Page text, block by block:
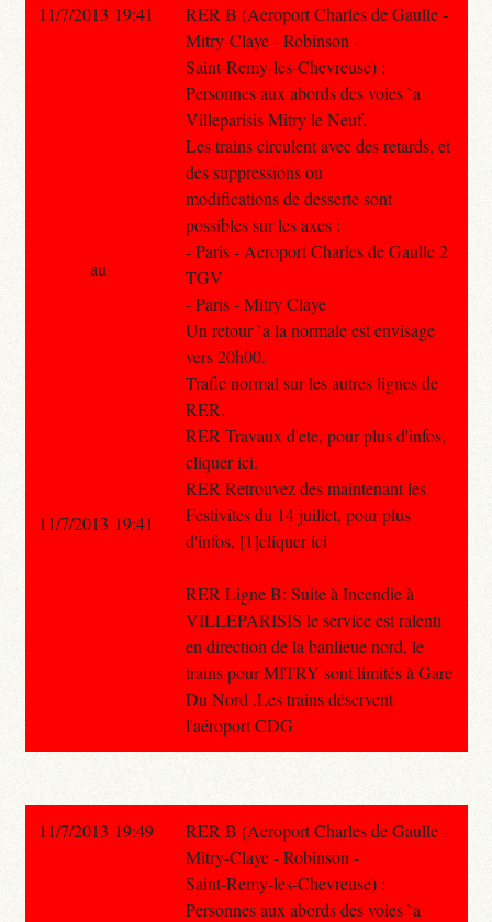
11/7/2013 19:41
RER B (Aeroport Charles de Gaulle -
Mitry-Claye - Robinson -
Saint-Remy-les-Chevreuse) :
Personnes aux abords des voies `a
Villeparisis Mitry le Neuf.
Les trains circulent avec des retards, et
des suppressions ou
modifications de desserte sont
possibles sur les axes :
- Paris - Aeroport Charles de Gaulle 2
TGV
- Paris - Mitry Claye
Un retour `a la normale est envisage
vers 20h00.
Trafic normal sur les autres lignes de
RER.
RER Travaux d'ete, pour plus d'infos,
cliquer ici.
RER Retrouvez des maintenant les
Festivites du 14 juillet, pour plus
d'infos, [1]cliquer ici
RER Ligne B: Suite à Incendie à
VILLEPARISIS le service est ralenti
en direction de la banlieue nord, le
trains pour MITRY sont limités à Gare
Du Nord .Les trains déservent
l'aéroport CDG
au
11/7/2013 19:41
11/7/2013 19:49
RER B (Aeroport Charles de Gaulle -
Mitry-Claye - Robinson -
Saint-Remy-les-Chevreuse) :
Personnes aux abords des voies `a